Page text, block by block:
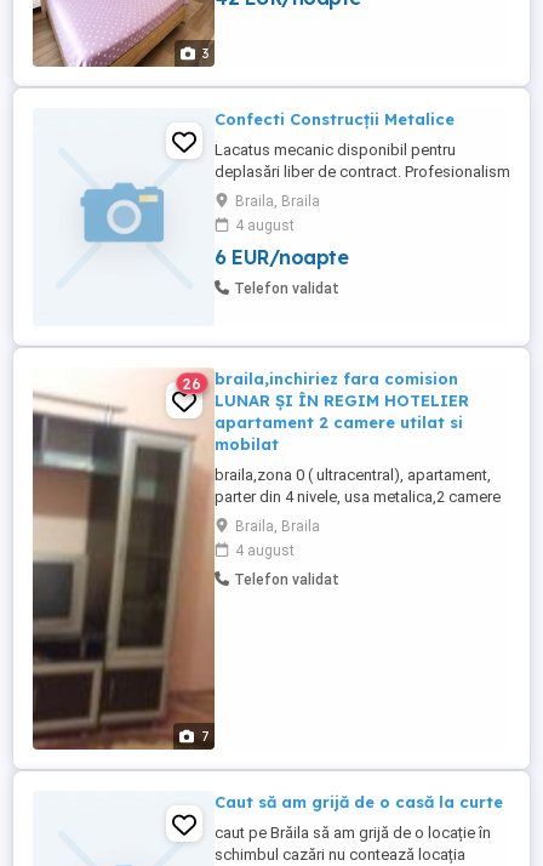
3
Confecti Construcții Metalice
Lacatus mecanic disponibil pentru
deplasări liber de contract. Profesionalism
și competență în servicii la standarde
ridicate. Oportunitate perfectă pentru
proiecte industriale sau de construcții.
Contactează-ne pentru mai multe detalii!
Lăcătuș Sudor electric Disponibil imediat
Braila, Braila
4 august
6 EUR/noapte
Telefon validat
7
26
braila,inchiriez fara comision
LUNAR ȘI ÎN REGIM HOTELIER
apartament 2 camere utilat si
mobilat
braila,zona 0 ( ultracentral), apartament,
parter din 4 nivele, usa metalica,2 camere
semidecomandate dotate cu termopane,
parchet melaminat , gresie , faianta,
centrala termica , contor gaze,apometre,
aer conditionat, acces la internet televizor,
Braila, Braila
4 august
Telefon validat
Caut să am grijă de o casă la curte
caut pe Brăila să am grijă de o locație în
schimbul cazări nu contează locația